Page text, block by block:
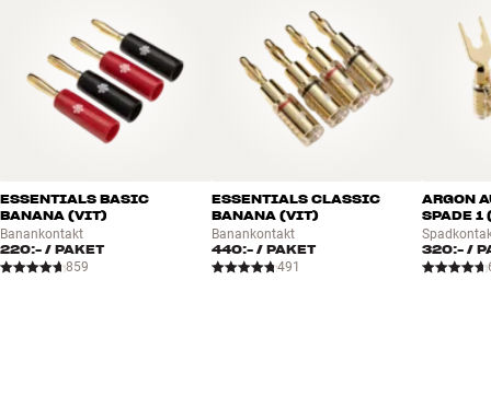
AudioQuest. Kontakta din butik om du är intresserad av någon
specialprodukt som inte visas på vår hemsida.
ESSENTIALS BASIC
BANANA (VIT)
Banankontakt
220:- / PAKET
859
ESSENTIALS CLASSIC
BANANA (VIT)
Banankontakt
440:-/ PAKET
491
ARGON
SPADE 1
320:- /